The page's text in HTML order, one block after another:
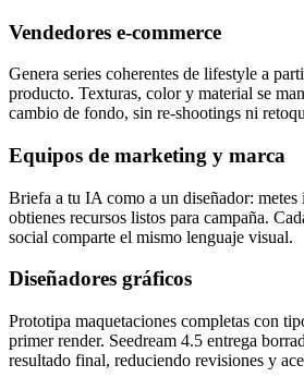
Vendedores e‑commerce
Genera series coherentes de lifestyle a
producto. Texturas, color y material se
cambio de fondo, sin re‑shootings ni
Equipos de marketing y marca
Briefa a tu IA como a un diseñador: metes
obtienes recursos listos para campaña.
social comparte el mismo lenguaje visual.
Diseñadores gráficos
Prototipa maquetaciones completas con
primer render. Seedream 4.5 entrega
resultado final, reduciendo revisiones y